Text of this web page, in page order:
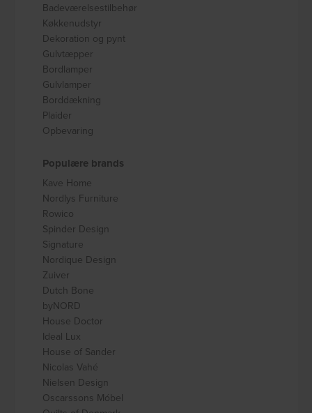
Badeværelsestilbehør
Køkkenudstyr
Dekoration og pynt
Gulvtæpper
Bordlamper
Gulvlamper
Borddækning
Plaider
Opbevaring
Populære brands
Kave Home
Nordlys Furniture
Rowico
Spinder Design
Signature
Nordique Design
Zuiver
Dutch Bone
byNORD
House Doctor
Ideal Lux
House of Sander
Nicolas Vahé
Nielsen Design
Oscarssons Móbel